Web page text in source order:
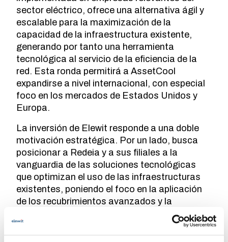
sector eléctrico, ofrece una alternativa ágil y
escalable para la maximización de la
capacidad de la infraestructura existente,
generando por tanto una herramienta
tecnológica al servicio de la eficiencia de la
red. Esta ronda permitirá a AssetCool
expandirse a nivel internacional, con especial
foco en los mercados de Estados Unidos y
Europa.
La inversión de Elewit responde a una doble
motivación estratégica. Por un lado, busca
posicionar a Redeia y a sus filiales a la
vanguardia de las soluciones tecnológicas
que optimizan el uso de las infraestructuras
existentes, poniendo el foco en la aplicación
de los recubrimientos avanzados y la
robótica. Por otro, sienta las bases para
futuras colaboraciones en la creación de
nuevos enfoques y metodologías que sigan